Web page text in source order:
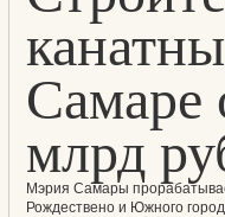
Самаре
млрд
Мэрия Самары
Рождествено и Южного